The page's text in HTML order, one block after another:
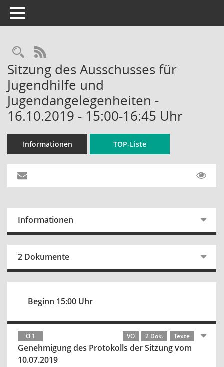
Toggle navigation
Rechercheauswahl
RSS-Feed
Sitzung des Ausschusses für
Jugendhilfe und
Jugendangelegenheiten -
16.10.2019 - 15:00-16:45 Uhr
Informationen TOP-Liste
Informationen
2 Dokumente
Beginn 15:00 Uhr
Ö 1 VO 2 Dok. Texte
Genehmigung des Protokolls der Sitzung vom
10.07.2019